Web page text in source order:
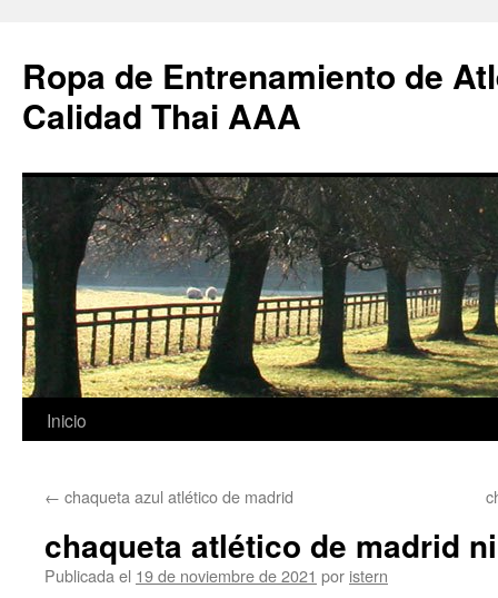
Ropa de Entrenamiento de
Calidad Thai AAA
Saltar
contenido
Inicio
← chaqueta azul atlético de madrid
chaqueta atlético de madrid
Publicada el 19 de noviembre de 2021 por istern